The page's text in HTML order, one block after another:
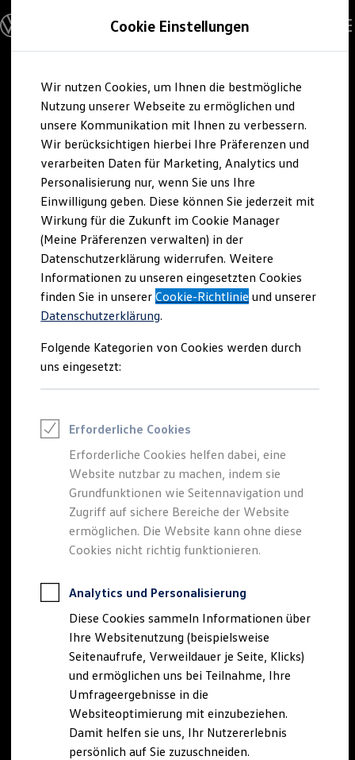
Hauptinhalt
springen
Footer
springen
Modelle und Konfigurator
Konfigurator
Modelle vergleichen
Elektroautos
ENERGY Sondermodelle
Nutzfahrzeuge
SUV und CUV
Familienautos
Kombis
Kompaktwagen
Sportwagen
Schnell verfügbare Fahrzeuge
Angebote und Produkte
Aktuelle Angebote
E-Auto-Förderung
Volkswagen Marktplatz
Die ENERGY Sondermodelle
Junge Gebrauchtwagen und Gebrauchtwagen
Volkswagen Zertifizierte Gebrauchtwagen
Elektromobilität bei Gebrauchtwagen
Saisonangebote
Reifenpakete
Leasing
Leasing-Angebote
Elektroauto Leasing
Kleinwagen-Leasing
Leasing ohne Anzahlung
Finanzierung
Autokredit mit Schlussrate
Versicherungen und Garantien
Kfz-Versicherung
Restschuldversicherungen
Garantien
Professional Class bei Volkswagen
Behörden
Direktkunden
Sonderfahrzeuge
Anpfiff zum Gewinn
Elektromobilität
Elektroautos
ID. Tutorials
Elektrofahrzeugkonzepte
ID. EVERY1
Reichweite
Cookie Einstellungen
Wir nutzen Cookies, um Ihnen die bestmögliche
Nutzung unserer Webseite zu ermöglichen und
unsere Kommunikation mit Ihnen zu verbessern.
Wir berücksichtigen hierbei Ihre Präferenzen und
verarbeiten Daten für Marketing, Analytics und
Personalisierung nur, wenn Sie uns Ihre
Einwilligung geben. Diese können Sie jederzeit mit
Wirkung für die Zukunft im Cookie Manager
(Meine Präferenzen verwalten) in der
Datenschutzerklärung widerrufen. Weitere
Informationen zu unseren eingesetzten Cookies
finden Sie in unsererCookie-Richtlinie und unserer
Datenschutzerklärung.
Folgende Kategorien von Cookies werden durch
uns eingesetzt:
Erforderliche Cookies
Erforderliche Cookies helfen dabei, eine
Website nutzbar zu machen, indem sie
Grundfunktionen wie Seitennavigation und
Zugriff auf sichere Bereiche der Website
ermöglichen. Die Website kann ohne diese
Cookies nicht richtig funktionieren.
Analytics und Personalisierung
Diese Cookies sammeln Informationen über
Ihre Websitenutzung (beispielsweise
Seitenaufrufe, Verweildauer je Seite, Klicks)
und ermöglichen uns bei Teilnahme, Ihre
Umfrageergebnisse in die
Websiteoptimierung mit einzubeziehen.
Damit helfen sie uns, Ihr Nutzererlebnis
persönlich auf Sie zuzuschneiden.